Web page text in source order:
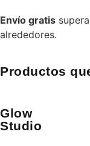
Envío gratis
alrededores.
Productos
Glow
Studio